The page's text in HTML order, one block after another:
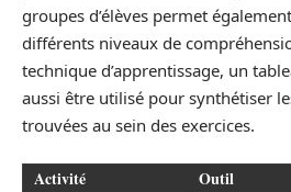
groupes d’élèves permet
différents niveaux de
technique d’apprentissage, un
aussi être utilisé pour synthétiser
trouvées au sein des exercices.
Activité Outil